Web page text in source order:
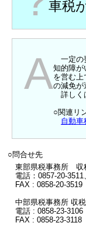
車税
A 一定の
知的障が
を営む上
の減免が
詳しく
○関連リ
自動車
○問合せ先
東部県税事務所 収
電話：0857-20-3511
FAX : 0858-20-3519
中部県税事務所 収
電話 : 0858-23-3106
FAX : 0858-23-3118